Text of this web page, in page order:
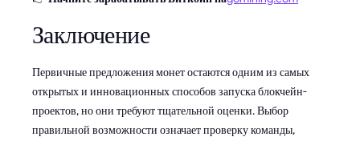
Заключение
Первичные предложения монет остаются одним из самых
открытых и инновационных способов запуска блокчейн-
проектов, но они требуют тщательной оценки. Выбор
правильной возможности означает проверку команды,